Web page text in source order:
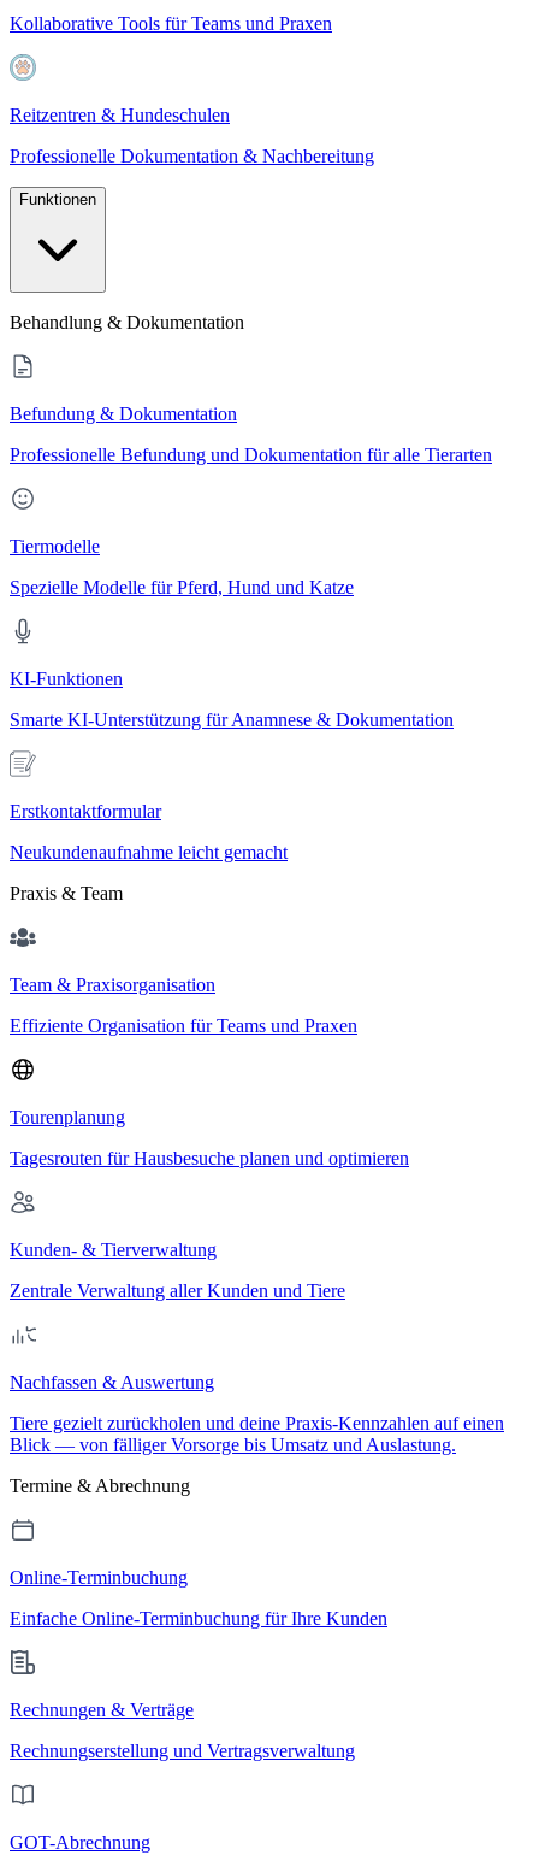
Kollaborative Tools für Teams und Praxen
Reitzentren & Hundeschulen
Professionelle Dokumentation & Nachbereitung
Funktionen
Behandlung & Dokumentation
Befundung & Dokumentation
Professionelle Befundung und Dokumentation für alle Tierarten
Tiermodelle
Spezielle Modelle für Pferd, Hund und Katze
KI-Funktionen
Smarte KI-Unterstützung für Anamnese & Dokumentation
Erstkontaktformular
Neukundenaufnahme leicht gemacht
Praxis & Team
Team & Praxisorganisation
Effiziente Organisation für Teams und Praxen
Tourenplanung
Tagesrouten für Hausbesuche planen und optimieren
Kunden- & Tierverwaltung
Zentrale Verwaltung aller Kunden und Tiere
Nachfassen & Auswertung
Tiere gezielt zurückholen und deine Praxis-Kennzahlen auf einen
Blick — von fälliger Vorsorge bis Umsatz und Auslastung.
Termine & Abrechnung
Online-Terminbuchung
Einfache Online-Terminbuchung für Ihre Kunden
Rechnungen & Verträge
Rechnungserstellung und Vertragsverwaltung
GOT-Abrechnung